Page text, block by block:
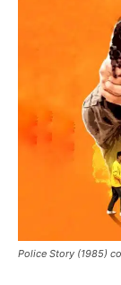
Police Story (1985)